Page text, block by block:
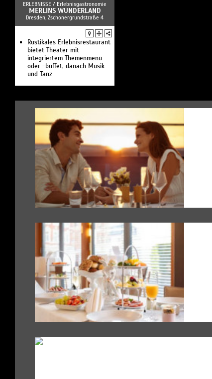
ERLEBNISSE / Erlebnisgastronomie
MERLINS WUNDERLAND
Dresden, Zschonergrundstraße 4
Rustikales Erlebnisrestaurant
bietet Theater mit
integriertem Themenmenü
oder -buffet, danach Musik
und Tanz